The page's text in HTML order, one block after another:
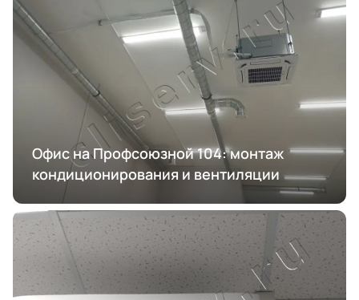
Офис на Профсоюзной 104: монтаж
кондиционирования и вентиляции